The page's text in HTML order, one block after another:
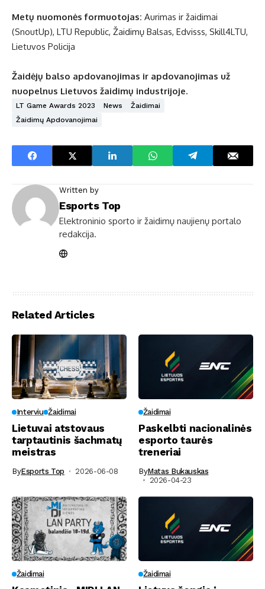
Metų nuomonės formuotojas: Aurimas ir žaidimai
(SnoutUp), LTU Republic, Žaidimų Balsas, Edvisss, Skill4LTU,
Lietuvos Policija
Žaidėjų balso apdovanojimas ir apdovanojimas už
nuopelnus Lietuvos žaidimų industrijoje.
LT Game Awards 2023 News
Žaidimai
Žaidimų Apdovanojimai
Written by
Esports Top
Elektroninio sporto ir žaidimų naujienų portalo
redakcija.
Related Articles
Interviu Žaidimai
Lietuvai atstovaus
tarptautinis šachmatų
meistras
ByEsports Top 2026-06-08
Žaidimai
Paskelbti nacionalinės
esporto taurės
treneriai
ByMatas Bukauskas
2026-04-23
Žaidimai Žaidimai